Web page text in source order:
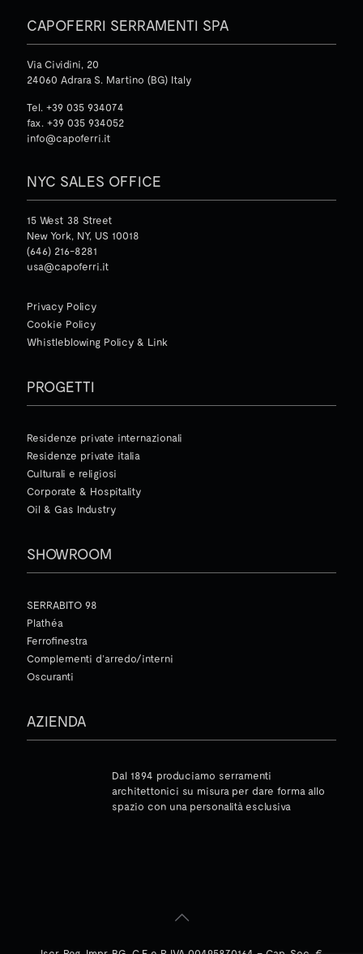
CAPOFERRI SERRAMENTI SPA
Via Cividini, 20
24060 Adrara S. Martino (BG) Italy
Tel. +39 035 934074
fax. +39 035 934052
info@capoferri.it
NYC SALES OFFICE
15 West 38 Street
New York, NY, US 10018
(646) 216-8281
usa@capoferri.it
Privacy Policy
Cookie Policy
Whistleblowing Policy & Link
PROGETTI
Residenze private internazionali
Residenze private italia
Culturali e religiosi
Corporate & Hospitality
Oil & Gas Industry
SHOWROOM
SERRABITO 98
Plathéa
Ferrofinestra
Complementi d’arredo/interni
Oscuranti
AZIENDA
Dal 1894 produciamo serramenti
architettonici su misura per dare forma allo
spazio con una personalità esclusiva